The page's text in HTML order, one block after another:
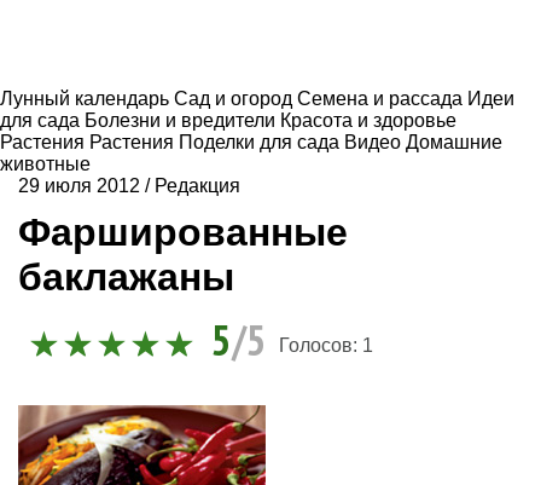
Лунный календарь Сад и огород Семена и рассада Идеи
для сада Болезни и вредители Красота и здоровье
Растения Растения Поделки для сада Видео Домашние
животные
29 июля 2012 / Редакция
Фаршированные
баклажаны
5/5 Голосов: 1